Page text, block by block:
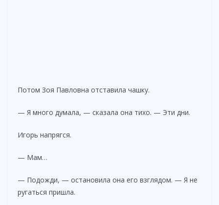
Потом Зоя Павловна отставила чашку.
— Я много думала, — сказала она тихо. — Эти дни.
Игорь напрягся.
— Мам…
— Подожди, — остановила она его взглядом. — Я не
ругаться пришла.